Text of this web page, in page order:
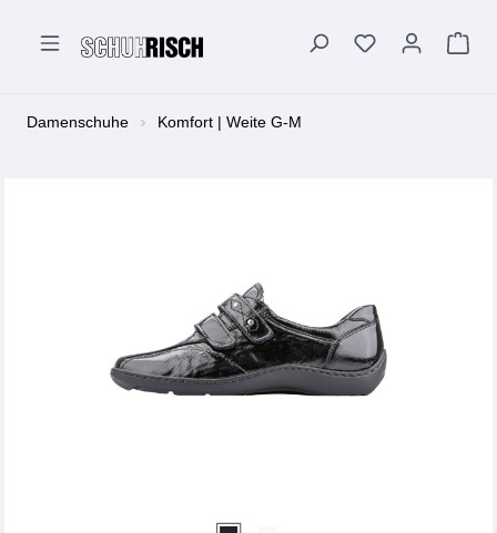
Damenschuhe Komfort | Weite G-M